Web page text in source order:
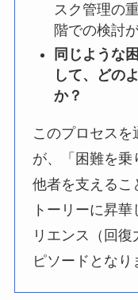
スク管理の
階での検討
同じような
して、どの
か？
このプロセスを
が、「困難を乗
他者を支えるこ
トーリーに昇
リエンス（回
ピソードとなり